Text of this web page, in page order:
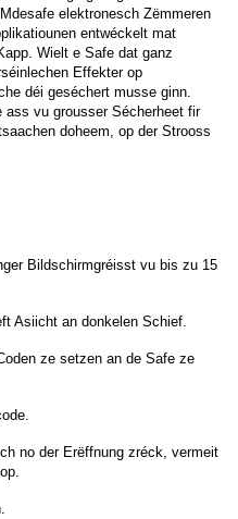
elektronesch Zëmmeren
entwéckelt mat
Wielt e Safe dat ganz
Effekter op
déi geséchert musse ginn.
ass vu grousser Sécherheet fir
doheem, op der Strooss
Bildschirmgréisst vu bis zu 15
Asiicht an donkelen Schief.
ze setzen an de Safe ze
no der Erëffnung zréck, vermeit